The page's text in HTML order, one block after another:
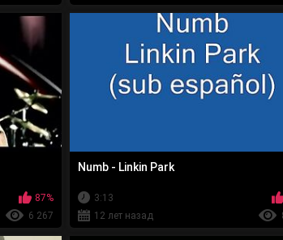
87%
6 267
Numb - Linkin Park
3:13
12 лет назад